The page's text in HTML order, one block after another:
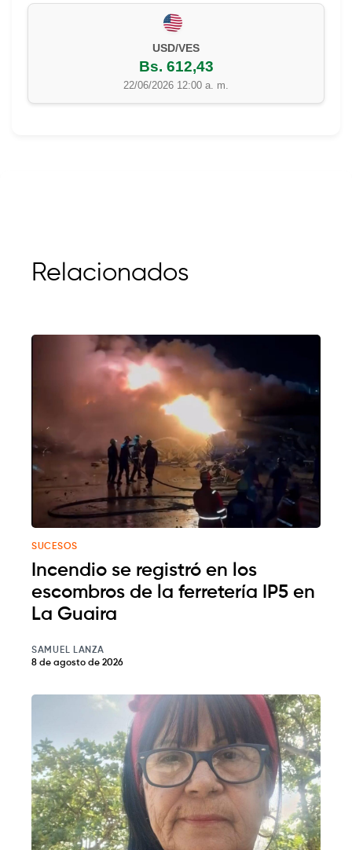
EUR/VES
Bs. 702,42
22/06/2026 12:00 a. m.
Relacionados
SUCESOS
Incendio se registró en los
escombros de la ferretería IP5 en
La Guaira
SAMUEL LANZA
8 de agosto de 2026